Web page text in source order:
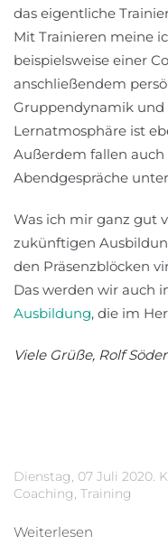
das eigentliche
Mit Trainieren meine
beispielsweise einer
anschließendem
Gruppendynamik
Lernatmosphäre ist
Außerdem fallen
Abendgespräche
Was ich mir ganz gut
zukünftigen
den Präsenzblöcken
Das werden wir auch
Ausbildung, die im
Viele Grüße, Rolf Söder
Dienstag, 07 Juli 2020.
Coaching, Training
Weiterlesen